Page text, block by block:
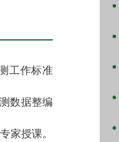
工作标准
数据整编
家授课。